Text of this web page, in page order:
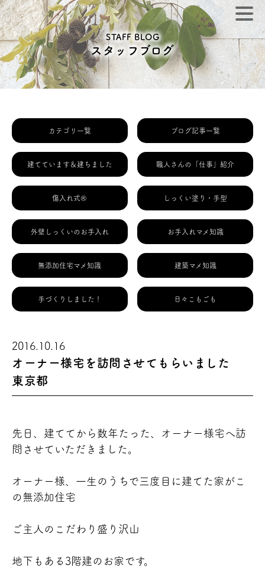
STAFF BLOG
スタッフブログ
カテゴリ一覧 ブログ記事一覧
建てています＆建ちました 職人さんの「仕事」紹介
傷入れ式® しっくい塗り・手型
外壁しっくいのお手入れ お手入れマメ知識
無添加住宅マメ知識 建築マメ知識
手づくりしました！ 日々こもごも
2016.10.16
オーナー様宅を訪問させてもらいました
東京都
先日、建ててから数年たった、オーナー様宅へ訪
問させていただきました。
オーナー様、一生のうちで三度目に建てた家がこ
の無添加住宅
ご主人のこだわり盛り沢山
地下もある3階建のお家です。